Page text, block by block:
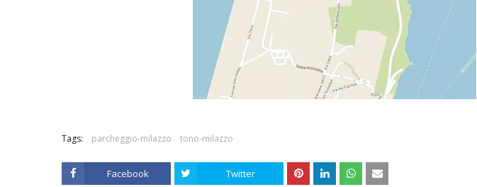
Tags: parcheggio-milazzo tono-milazzo
Facebook Twitter